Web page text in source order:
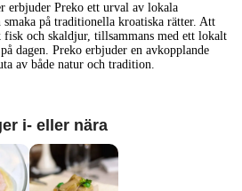
erbjuder Preko ett urval av lokala
smaka på traditionella kroatiska rätter. Att
fisk och skaldjur, tillsammans med ett lokalt
dagen. Preko erbjuder en avkopplande
av både natur och tradition.
i- eller nära